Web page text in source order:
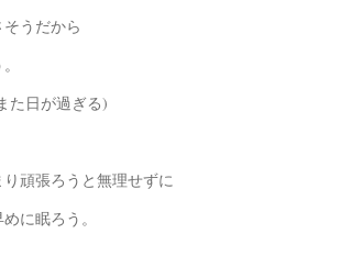
うだから
た日が過ぎる)
頑張ろうと無理せずに
に眠ろう。